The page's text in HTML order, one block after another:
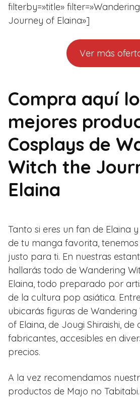
filterby=»title»
Journey of Elaina»]
Ver más
Compra aquí
mejores
Cosplays de
Witch the
Elaina
Tanto si eres un fan de Elaina
de tu manga favorita,
justo para ti. En nuestras
hallarás todo de Wandering
Elaina, todo preparado por
de la cultura pop asiática.
ubicarás figuras de
of Elaina, de Jougi Shiraishi, de
fabricantes, accesibles en
precios.
A la vez recomendamos
productos de Majo no